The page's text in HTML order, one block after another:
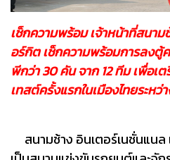
เช็กความพร้อม เจ้าหน้าที่สนาม
อร์กิต เช็กความพร้อมการลงตู้
พีกว่า 30 คัน จาก 12 ทีม เพื่อเ
เทสต์ครั้งแรกในเมืองไทยระห
สนามช้าง อินเตอร์เนชั่นแน